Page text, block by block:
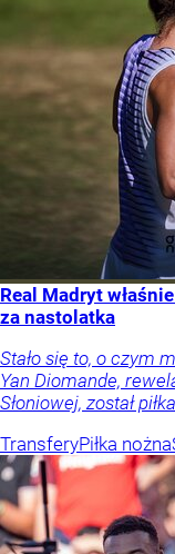
Real Madryt
za nastolatka
Stało się to, o czym
Yan Diomande,
Słoniowej, został
TransferyPiłka nożna